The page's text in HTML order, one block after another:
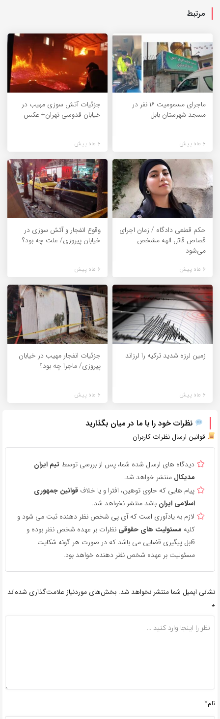
مرتبط
ماجرای مسمومیت ۱۶ نفر در
مسجد شهرستان بابل
6 ماه پیش
جزئیات آتش سوزی مهیب در
خیابان قدوسی تهران+ عکس
6 ماه پیش
حکم قطعی دادگاه / زمان اجرای
قصاص قاتل الهه مشخص
می‌شود
6 ماه پیش
وقوع انفجار و آتش سوزی در
خیابان پیروزی/ علت چه بود؟
6 ماه پیش
زمین لرزه شدید ترکیه را لرزاند
6 ماه پیش
جزئیات انفجار مهیب در خیابان
پیروزی/ ماجرا چه بود؟
6 ماه پیش
نظرات خود را با ما در میان بگذارید
قوانین ارسال نظرات کاربران
دیدگاه های ارسال شده شما، پس از بررسی توسط تیم ایران
مدیکال منتشر خواهد شد.
پیام هایی که حاوی توهین، افترا و یا خلاف قوانین جمهوری
اسلامی ایران باشد منتشر نخواهد شد.
لازم به یادآوری است که آی پی شخص نظر دهنده ثبت می شود و
کلیه مسئولیت های حقوقی نظرات بر عهده شخص نظر بوده و
قابل پیگیری قضایی می باشد که در صورت هر گونه شکایت
مسئولیت بر عهده شخص نظر دهنده خواهد بود.
نشانی ایمیل شما منتشر نخواهد شد. بخش‌های موردنیاز علامت‌گذاری شده‌اند
*
نام*